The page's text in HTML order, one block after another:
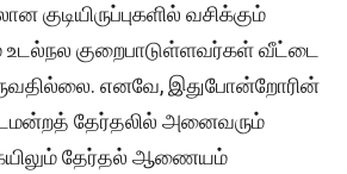
குடியிருப்புகளில் வசிக்கும்
உடல்நல குறைபாடுள்ளவர்கள் வீட்டை
எனவே, இதுபோன்றோரின்
தேர்தலில் அனைவரும்
தேர்தல் ஆணையம்